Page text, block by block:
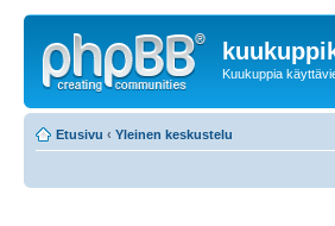
Kuukuppia
Etusivu ‹ Yleinen keskustelu